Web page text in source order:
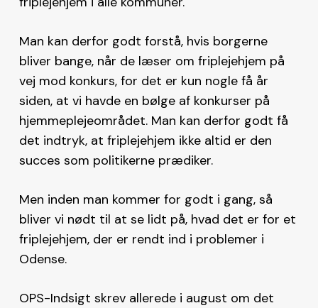
Man kan derfor godt forstå, hvis borgerne
bliver bange, når de læser om friplejehjem på
vej mod konkurs, for det er kun nogle få år
siden, at vi havde en bølge af konkurser på
hjemmeplejeområdet. Man kan derfor godt få
det indtryk, at friplejehjem ikke altid er den
succes som politikerne prædiker.
Men inden man kommer for godt i gang, så
bliver vi nødt til at se lidt på, hvad det er for et
friplejehjem, der er rendt ind i problemer i
Odense.
OPS-Indsigt skrev allerede i august om det